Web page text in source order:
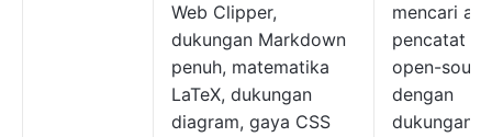
Web Clipper,
dukungan Markdown
penuh, matematika
LaTeX, dukungan
diagram, gaya CSS
mencari
pencatat
open-
dengan
dukungan